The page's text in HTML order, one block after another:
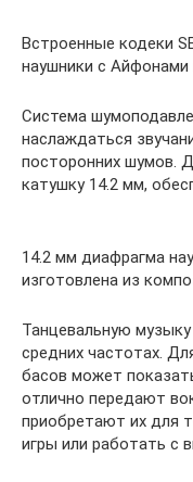
Встроенные кодеки
наушники с
Система
наслаждаться
посторонних шумов.
катушку 14.2 мм,
14.2 мм диафрагма
изготовлена из
Танцевальную
средних частотах.
басов может
отлично передают
приобретают их для
игры или работать с